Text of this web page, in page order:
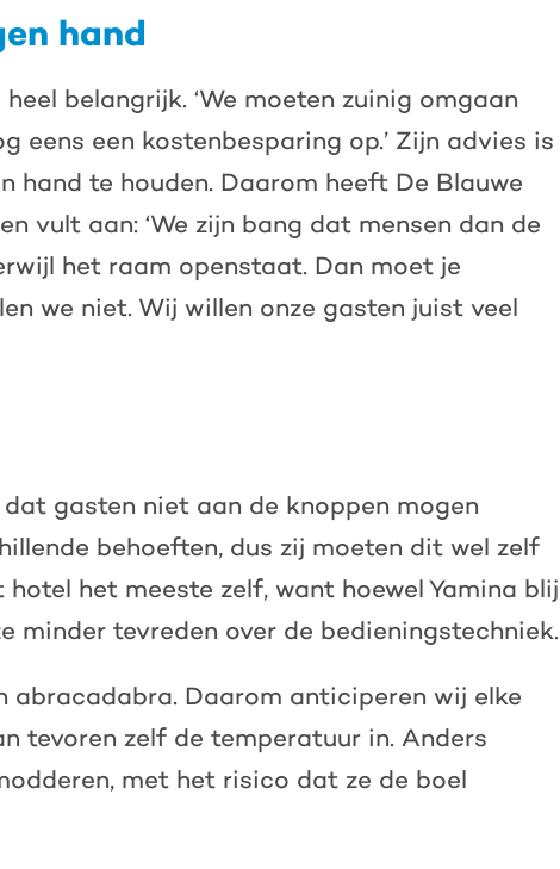
hand
belangrijk. ‘We moeten zuinig omgaan
eens een kostenbesparing op.’ Zijn advies is
hand te houden. Daarom heeft De Blauwe
vult aan: ‘We zijn bang dat mensen dan de
het raam openstaat. Dan moet je
we niet. Wij willen onze gasten juist veel
gasten niet aan de knoppen mogen
behoeften, dus zij moeten dit wel zelf
hotel het meeste zelf, want hoewel Yamina blij
minder tevreden over de bedieningstechniek.
abracadabra. Daarom anticiperen wij elke
tevoren zelf de temperatuur in. Anders
met het risico dat ze de boel